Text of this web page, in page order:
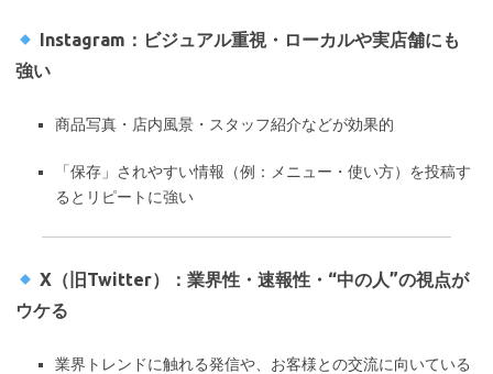
Instagram：ビジュアル重視・ローカルや実店舗にも
強い
商品写真・店内風景・スタッフ紹介などが効果的
「保存」されやすい情報（例：メニュー・使い方）を投稿す
るとリピートに強い
X（旧Twitter）：業界性・速報性・“中の人”の視点が
ウケる
業界トレンドに触れる発信や、お客様との交流に向いている